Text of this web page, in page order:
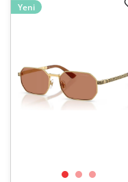
Yeni